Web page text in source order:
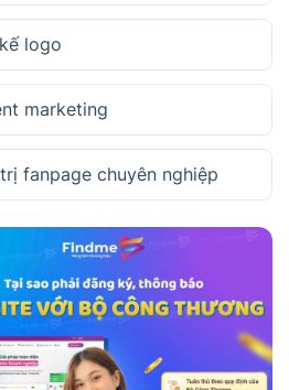
logo
marketing
fanpage chuyên nghiệp